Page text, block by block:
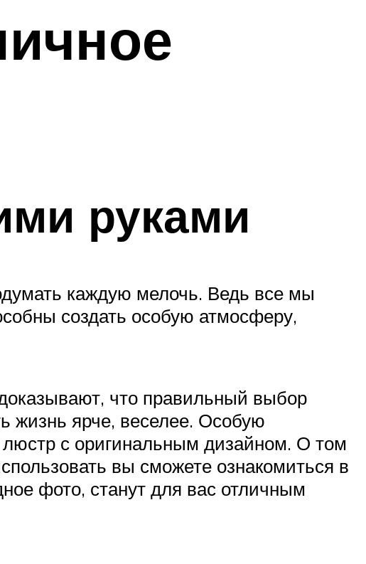
руками
каждую мелочь. Ведь все мы
создать особую атмосферу,
что правильный выбор
жизнь ярче, веселее. Особую
с оригинальным дизайном. О том
вы сможете ознакомиться в
фото, станут для вас отличным